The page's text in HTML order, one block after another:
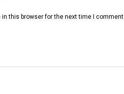
this browser for the next time I comment.